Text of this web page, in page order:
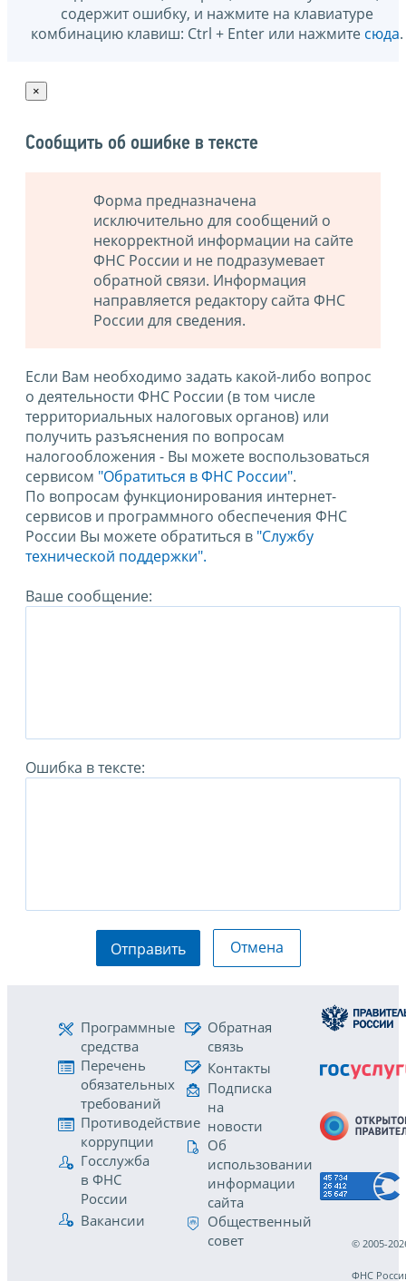
содержит ошибку, и нажмите на клавиатуре
комбинацию клавиш: Ctrl + Enter или нажмите сюда.
×
Сообщить об ошибке в тексте
Форма предназначена
исключительно для сообщений о
некорректной информации на сайте
ФНС России и не подразумевает
обратной связи. Информация
направляется редактору сайта ФНС
России для сведения.
Если Вам необходимо задать какой-либо вопрос
о деятельности ФНС России (в том числе
территориальных налоговых органов) или
получить разъяснения по вопросам
налогообложения - Вы можете воспользоваться
сервисом "Обратиться в ФНС России".
По вопросам функционирования интернет-
сервисов и программного обеспечения ФНС
России Вы можете обратиться в "Службу
технической поддержки".
Ваше сообщение:
Ошибка в тексте:
Отправить Отмена
Программные
средства
Перечень
обязательных
требований
Противодействие
коррупции
Госслужба
в ФНС
России
Вакансии
Обратная
связь
Контакты
Подписка
на
новости
Об
использовании
информации
сайта
Общественный
совет
© 2005-
ФНС